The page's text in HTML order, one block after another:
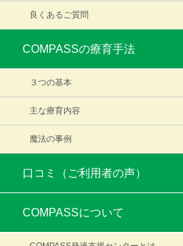
良くあるご質問
COMPASSの療育手法
３つの基本
主な療育内容
魔法の事例
口コミ（ご利用者の声）
COMPASSについて